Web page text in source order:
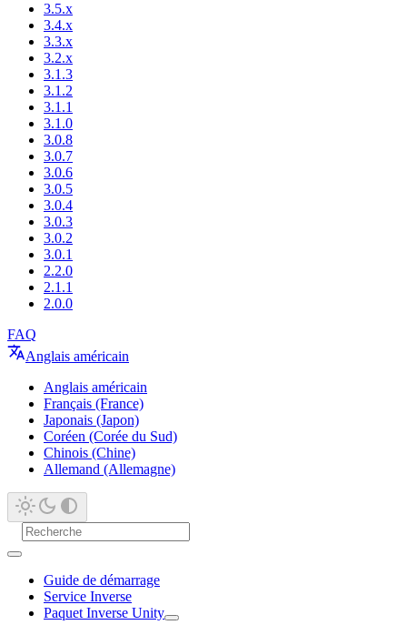
3.5.x
3.4.x
3.3.x
3.2.x
3.1.3
3.1.2
3.1.1
3.1.0
3.0.8
3.0.7
3.0.6
3.0.5
3.0.4
3.0.3
3.0.2
3.0.1
2.2.0
2.1.1
2.0.0
FAQ
Anglais américain
Anglais américain
Français (France)
Japonais (Japon)
Coréen (Corée du Sud)
Chinois (Chine)
Allemand (Allemagne)
Guide de démarrage
Service Inverse
Paquet Inverse Unity